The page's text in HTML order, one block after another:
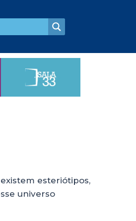
esteriótipos,
universo